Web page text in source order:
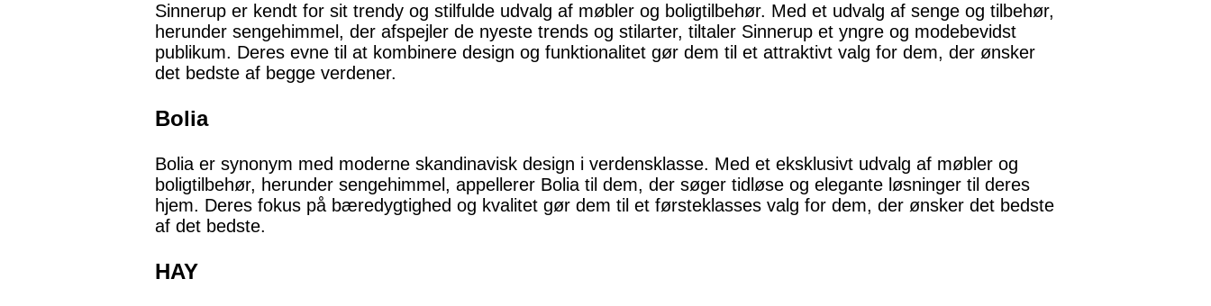
Sinnerup er kendt for sit trendy og stilfulde udvalg af møbler og boligtilbehør. Med et udvalg af senge og tilbehør,
herunder sengehimmel, der afspejler de nyeste trends og stilarter, tiltaler Sinnerup et yngre og modebevidst
publikum. Deres evne til at kombinere design og funktionalitet gør dem til et attraktivt valg for dem, der ønsker
det bedste af begge verdener.
Bolia
Bolia er synonym med moderne skandinavisk design i verdensklasse. Med et eksklusivt udvalg af møbler og
boligtilbehør, herunder sengehimmel, appellerer Bolia til dem, der søger tidløse og elegante løsninger til deres
hjem. Deres fokus på bæredygtighed og kvalitet gør dem til et førsteklasses valg for dem, der ønsker det bedste
af det bedste.
HAY